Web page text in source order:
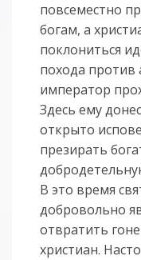
повсеместно
богам, а
поклониться
похода против
император
Здесь ему
открыто
презирать
В это время
добровольно
отвратить
христиан.